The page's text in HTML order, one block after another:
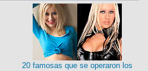
20 famosas que se operaron los